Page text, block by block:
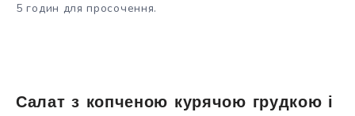
5 годин для просочення.
Салат з копченою курячою грудкою і